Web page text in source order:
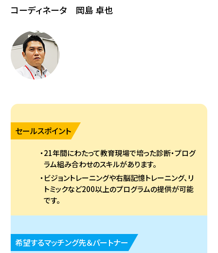
コーディネータ 岡島 卓也
セールスポイント
21年間にわたって教育現場で培った診断・プログ
ラム組み合わせのスキルがあります。
ビジョントレーニングや右脳記憶トレーニング、リ
トミックなど200以上のプログラムの提供が可能
です。
希望するマッチング先＆パートナー